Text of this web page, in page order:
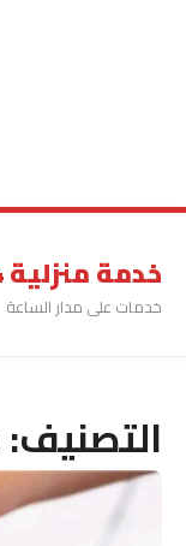
خدمة منزلية 24ساعة
خدمات على مدار الساعة
التصنيف: